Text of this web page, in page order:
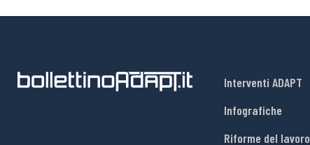
Interventi ADAPT
Infografiche
Riforme del lavoro